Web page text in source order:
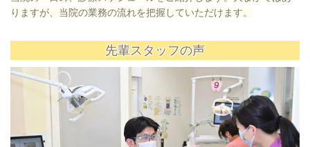
りますが、当院の業務の流れを把握していただけます。
先輩スタッフの声